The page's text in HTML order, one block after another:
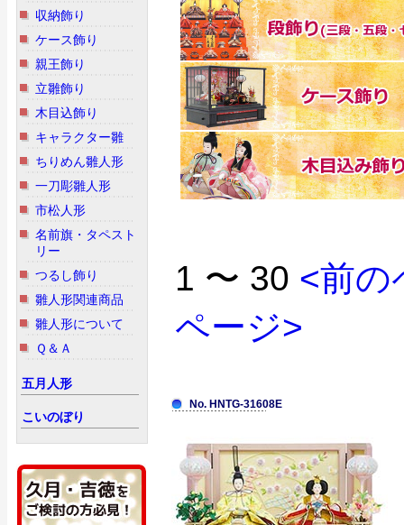
収納飾り
ケース飾り
親王飾り
立雛飾り
木目込飾り
キャラクター雛
ちりめん雛人形
一刀彫雛人形
市松人形
名前旗・タペスト
リー
つるし飾り
雛人形関連商品
雛人形について
Ｑ＆Ａ
五月人形
こいのぼり
1 〜 30 <前の
ページ>
No. HNTG-31608E